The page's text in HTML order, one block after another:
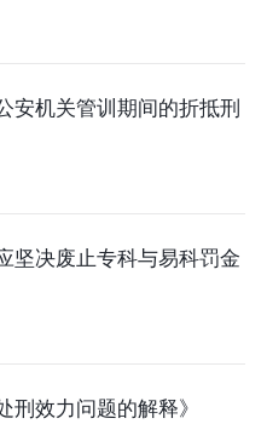
安机关管训期间的折抵刑
坚决废止专科与易科罚金
效力问题的解释》